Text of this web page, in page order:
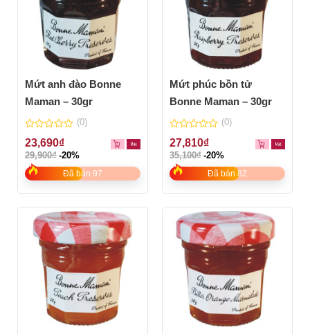
Mứt anh đào Bonne
Maman – 30gr
0
out
of
5
(0)
23,690₫
29,900₫ -20%
Đã bán 97
Mứt phúc bồn tử
Bonne Maman – 30gr
0
out
of
5
(0)
27,810₫
35,100₫ -20%
Đã bán 82